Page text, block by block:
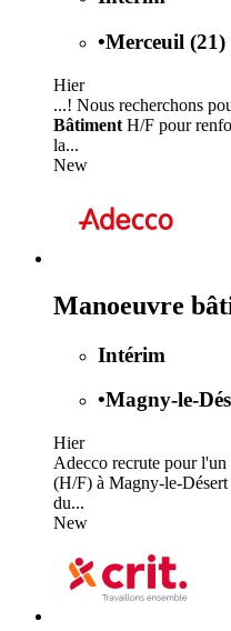
•Merceuil (21)
Hier
...! Nous recherchons
Bâtiment H/F pour
la...
New
Manoeuvre
Intérim
•Magny-le-
Hier
Adecco recrute pour
(H/F) à Magny-le-
du...
New